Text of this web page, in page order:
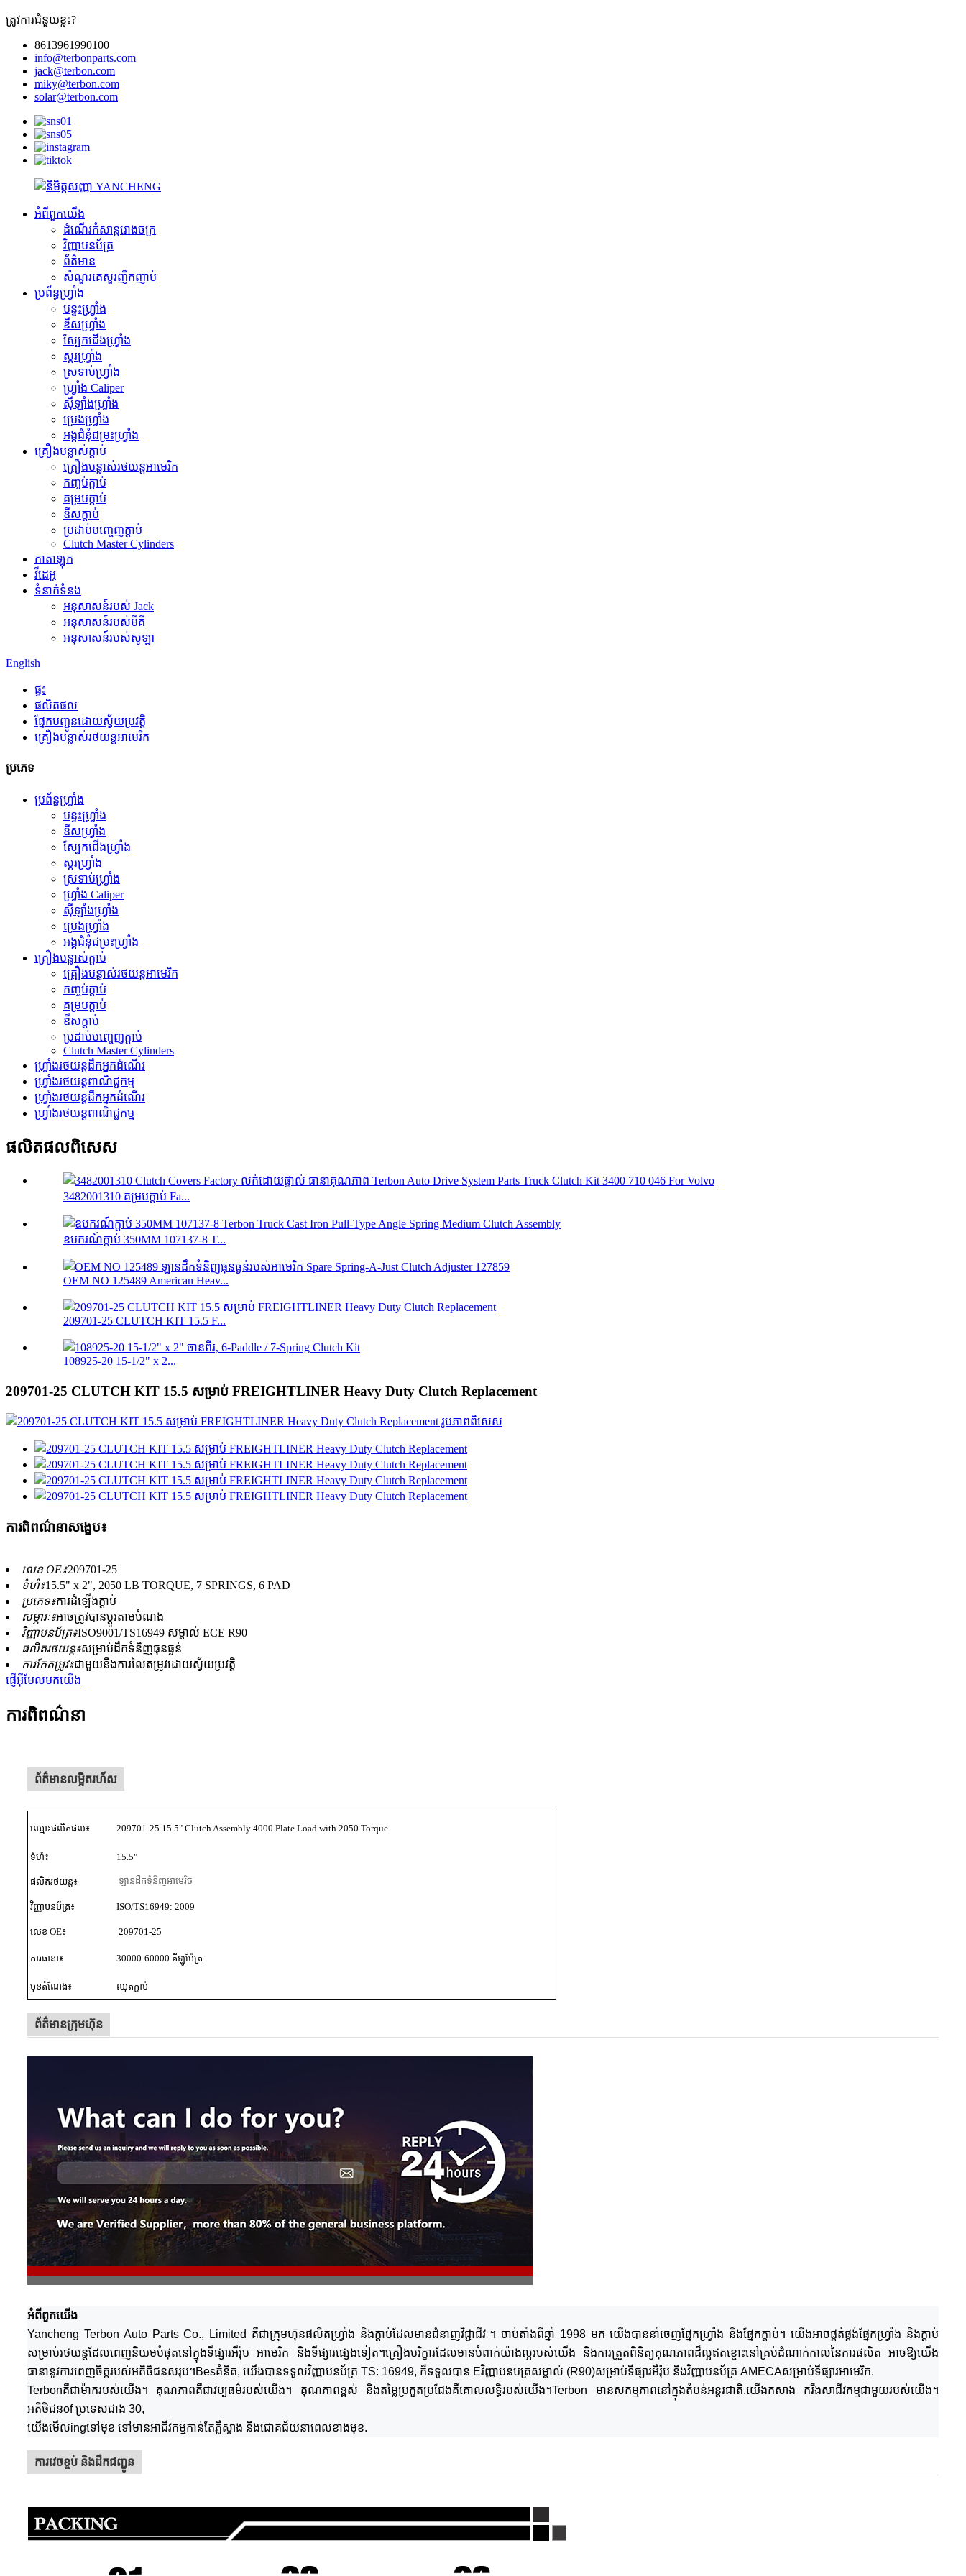
ត្រូវការជំនួយខ្លះ?
8613961990100
info@terbonparts.com
jack@terbon.com
miky@terbon.com
solar@terbon.com
អំពីពួកយើង
ដំណើរកំសាន្តរោងចក្រ
វិញ្ញាបនប័ត្រ
ព័ត៌មាន
សំណួរគេសួរញឹកញាប់
ប្រព័ន្ធហ្វ្រាំង
បន្ទះហ្វ្រាំង
ឌីសហ្វ្រាំង
ស្បែកជើងហ្វ្រាំង
ស្គរហ្វ្រាំង
ស្រទាប់ហ្វ្រាំង
ហ្វ្រាំង Caliper
ស៊ីឡាំងហ្វ្រាំង
ប្រេងហ្វ្រាំង
អង្គជំនុំជម្រះហ្វ្រាំង
គ្រឿងបន្លាស់ក្ដាប់
គ្រឿងបន្លាស់រថយន្តអាមេរិក
កញ្ចប់ក្ដាប់
គម្របក្ដាប់
ឌីសក្ដាប់
ប្រដាប់បញ្ចេញក្ដាប់
Clutch Master Cylinders
កាតាឡុក
វីដេអូ
ទំនាក់ទំនង
អនុសាសន៍របស់ Jack
អនុសាសន៍របស់មីគី
អនុសាសន៍របស់សូឡា
English
ផ្ទះ
ផលិតផល
ផ្នែកបញ្ជូនដោយស្វ័យប្រវត្តិ
គ្រឿងបន្លាស់រថយន្តអាមេរិក
ប្រភេទ
ប្រព័ន្ធហ្វ្រាំង
បន្ទះហ្វ្រាំង
ឌីសហ្វ្រាំង
ស្បែកជើងហ្វ្រាំង
ស្គរហ្វ្រាំង
ស្រទាប់ហ្វ្រាំង
ហ្វ្រាំង Caliper
ស៊ីឡាំងហ្វ្រាំង
ប្រេងហ្វ្រាំង
អង្គជំនុំជម្រះហ្វ្រាំង
គ្រឿងបន្លាស់ក្ដាប់
គ្រឿងបន្លាស់រថយន្តអាមេរិក
កញ្ចប់ក្ដាប់
គម្របក្ដាប់
ឌីសក្ដាប់
ប្រដាប់បញ្ចេញក្ដាប់
Clutch Master Cylinders
ហ្វ្រាំងរថយន្តដឹកអ្នកដំណើរ
ហ្វ្រាំងរថយន្តពាណិជ្ជកម្ម
ហ្វ្រាំងរថយន្តដឹកអ្នកដំណើរ
ហ្វ្រាំងរថយន្តពាណិជ្ជកម្ម
ផលិតផលពិសេស
3482001310 គម្របក្ដាប់ Fa...
ឧបករណ៍ក្ដាប់ 350MM 107137-8 T...
OEM NO 125489 American Heav...
209701-25 CLUTCH KIT 15.5 F...
108925-20 15-1/2" x 2...
209701-25 CLUTCH KIT 15.5 សម្រាប់ FREIGHTLINER Heavy Duty Clutch Replacement
ការពិពណ៌នាសង្ខេប៖
លេខ OE៖209701-25
ទំហំ៖15.5" x 2", 2050 LB TORQUE, 7 SPRINGS, 6 PAD
ប្រភេទ៖ការដំឡើងក្ដាប់
សម្ភារៈ៖អាចត្រូវបានប្ដូរតាមបំណង
វិញ្ញាបនប័ត្រ៖ISO9001/TS16949 សម្គាល់ ECE R90
ផលិតរថយន្ត៖សម្រាប់ដឹកទំនិញធុនធ្ងន់
ការកែតម្រូវ៖ជាមួយនឹងការលៃតម្រូវដោយស្វ័យប្រវត្តិ
ផ្ញើអ៊ីមែលមកយើង
ការពិពណ៌នា
ព័ត៌មានលម្អិតរហ័ស
ឈ្មោះផលិតផល៖ 209701-25 15.5" Clutch Assembly 4000 Plate Load with 2050 Torque
ទំហំ៖ 15.5"
ផលិតរថយន្ត៖ ឡានដឹកទំនិញអាមេរិច
វិញ្ញាបនប័ត្រ៖ ISO/TS16949: 2009
លេខ OE៖ 209701-25
ការធានា៖ 30000-60000 គីឡូម៉ែត្រ
មុខតំណែង៖ ឈុតក្ដាប់
ព័ត៌មានក្រុមហ៊ុន
អំពីពួកយើង
Yancheng Terbon Auto Parts Co., Limited គឺជាក្រុមហ៊ុនផលិតហ្វ្រាំង និងក្ដាប់ដែលមានជំនាញវិជ្ជាជីវៈ។ ចាប់តាំងពីឆ្នាំ 1998 មក យើងបាននាំចេញផ្នែកហ្វ្រាំង និងផ្នែកក្ដាប់។ យើងអាចផ្គត់ផ្គង់ផ្នែកហ្វ្រាំង និងក្ដាប់
សម្រាប់រថយន្តដែលពេញនិយមបំផុតនៅក្នុងទីផ្សារអឺរ៉ុប អាមេរិក និងទីផ្សារផ្សេងទៀត។គ្រឿងបរិក្ខារដែលមានបំពាក់យ៉ាងល្អរបស់យើង និងការត្រួតពិនិត្យគុណភាពដ៏ល្អឥតខ្ចោះនៅគ្រប់ដំណាក់កាលនៃការផលិត អាចឱ្យយើង
ធានានូវការពេញចិត្តរបស់អតិថិជនសរុប។Besគំនិត, យើងបានទទួលវិញ្ញាបនប័ត្រ TS: 16949, ក៏ទទួលបាន Eវិញ្ញាបនបត្រសម្គាល់ (R90)សម្រាប់ទីផ្សារអឺរ៉ុប និងវិញ្ញាបនប័ត្រ AMECAសម្រាប់ទីផ្សារអាមេរិក.
Terbonគឺជាម៉ាករបស់យើង។ គុណភាពគឺជាវប្បធម៌របស់យើង។ គុណភាពខ្ពស់ និងតម្លៃប្រកួតប្រជែងគឺគោលលទ្ធិរបស់យើង។Terbon មានសកម្មភាពនៅក្នុងតំបន់អន្តរជាតិ.យើងកសាង ករឹងសាជីវកម្មជាមួយរបស់យើង។
អតិថិជនofប្រទេសជាង 30,
យើងមើលingទៅមុខ ទៅមានអាជីវកម្មកាន់តែភ្លឺស្វាង និងជោគជ័យនាពេលខាងមុខ.
ការវេចខ្ចប់ និងដឹកជញ្ជូន